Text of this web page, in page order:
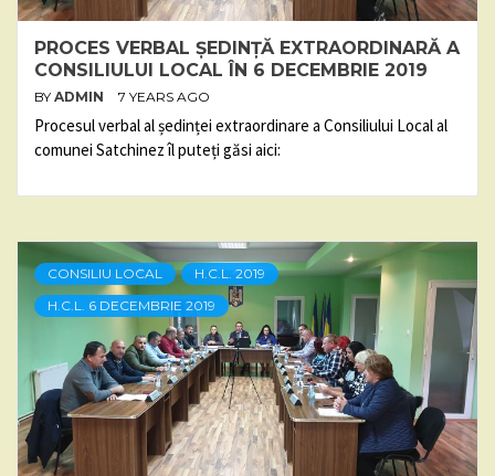
PROCES VERBAL ȘEDINȚĂ EXTRAORDINARĂ A
CONSILIULUI LOCAL ÎN 6 DECEMBRIE 2019
BY ADMIN 7 YEARS AGO
Procesul verbal al ședinței extraordinare a Consiliului Local al
comunei Satchinez îl puteți găsi aici:
CONSILIU LOCAL
H.C.L. 2019
H.C.L. 6 DECEMBRIE 2019